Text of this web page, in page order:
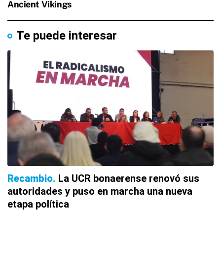
Te puede interesar
Recambio La UCR bonaerense renovó sus
autoridades y puso en marcha una nueva
etapa política